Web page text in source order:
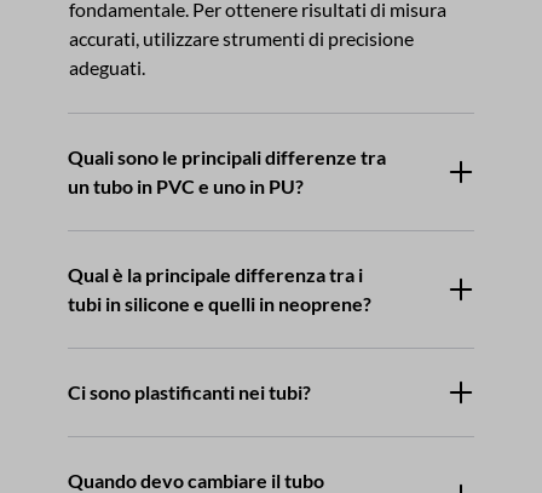
fondamentale. Per ottenere risultati di misura
accurati, utilizzare strumenti di precisione
adeguati.
Quali sono le principali differenze tra
un tubo in PVC e uno in PU?
Qual è la principale differenza tra i
tubi in silicone e quelli in neoprene?
Ci sono plastificanti nei tubi?
Quando devo cambiare il tubo